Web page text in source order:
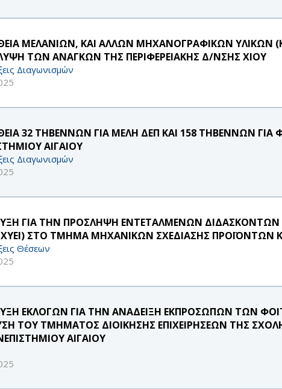
ΜΕΛΑΝΙΩΝ, ΚΑΙ ΑΛΛΩΝ ΜΗΧΑΝΟΓΡΑΦΙΚΩΝ ΥΛΙΚΩΝ
ΤΩΝ ΑΝΑΓΚΩΝ ΤΗΣ ΠΕΡΙΦΕΡΕΙΑΚΗΣ Δ/ΝΣΗΣ ΧΙΟΥ
Διαγωνισμών
32 ΤΗΒΕΝΝΩΝ ΓΙΑ ΜΕΛΗ ΔΕΠ ΚΑΙ 158 ΤΗΒΕΝΝΩΝ ΓΙΑ
ΑΙΓΑΙΟΥ
Διαγωνισμών
ΓΙΑ ΤΗΝ ΠΡΟΣΛΗΨΗ ΕΝΤΕΤΑΛΜΕΝΩΝ ΔΙΔΑΣΚΟΝΤΩΝ
ΣΤΟ ΤΜΗΜΑ ΜΗΧΑΝΙΚΩΝ ΣΧΕΔΙΑΣΗΣ ΠΡΟΪΟΝΤΩΝ
Θέσεων
ΕΚΛΟΓΩΝ ΓΙΑ ΤΗΝ ΑΝΑΔΕΙΞΗ ΕΚΠΡΟΣΩΠΩΝ ΤΩΝ
ΤΟΥ ΤΜΗΜΑΤΟΣ ΔΙΟΙΚΗΣΗΣ ΕΠΙΧΕΙΡΗΣΕΩΝ ΤΗΣ
ΑΙΓΑΙΟΥ